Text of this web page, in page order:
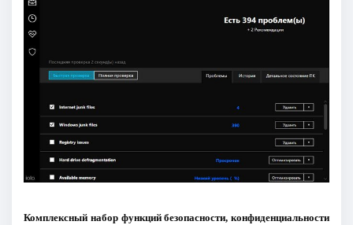
Комплексный набор функций безопасности, конфиденциальности